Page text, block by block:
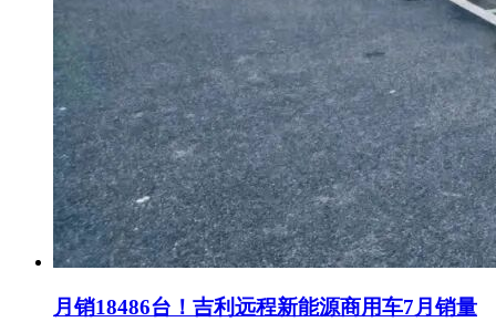
月销18486台！吉利远程新能源商用车7月销量